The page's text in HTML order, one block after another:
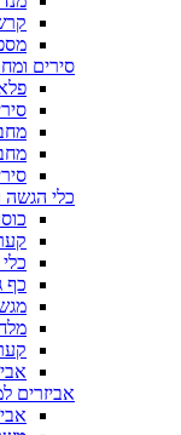
סירים
כלי הגשה
כף
אביזרים